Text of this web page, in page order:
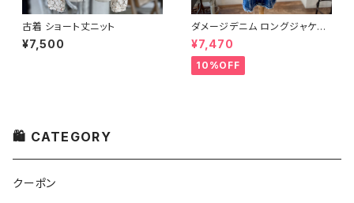
古着 ショート丈ニット
¥7,500
ダメージデニム ロングジャケッ
ト
¥7,470
10%OFF
🛍 CATEGORY
クーポン